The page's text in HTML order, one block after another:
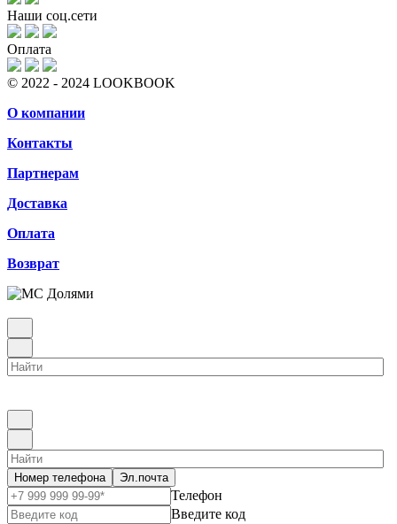
Наши соц.сети
Оплата
© 2022 - 2024 LOOKBOOK
О компании
Контакты
Партнерам
Доставка
Оплата
Возврат
Номер телефона Эл.почта
Телефон
Введите код